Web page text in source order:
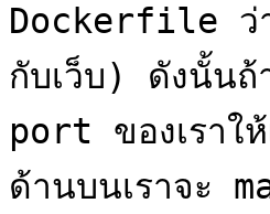
Dockerfile ว่
กับเว็บ) ดังนั้นถ้า
port ของเรา
ด้านบนเราจะ